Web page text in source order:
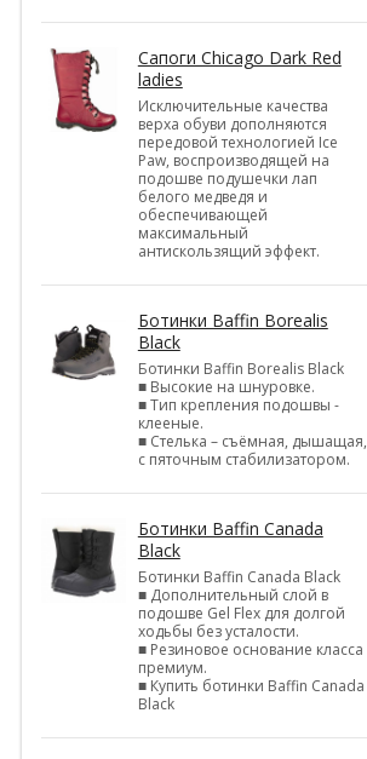
Cапоги Chicago Dark Red
ladies
Исключительные качества
верха обуви дополняются
передовой технологией Ice
Paw, воспроизводящей на
подошве подушечки лап
белого медведя и
обеспечивающей
максимальный
антискользящий эффект.
Ботинки Baffin Borealis
Black
Ботинки Baffin Borealis Black
■ Высокие на шнуровке.
■ Тип крепления подошвы -
клееные.
■ Стелька – съёмная, дышащая,
с пяточным стабилизатором.
Ботинки Baffin Canada
Black
Ботинки Baffin Canada Black
■ Дополнительный слой в
подошве Gel Flex для долгой
ходьбы без усталости.
■ Резиновое основание класса
премиум.
■ Купить ботинки Baffin Canada
Black